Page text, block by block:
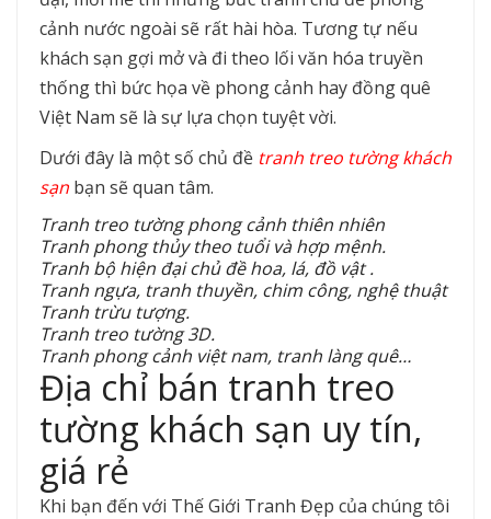
cảnh nước ngoài sẽ rất hài hòa. Tương tự nếu
khách sạn gợi mở và đi theo lối văn hóa truyền
thống thì bức họa về phong cảnh hay đồng quê
Việt Nam sẽ là sự lựa chọn tuyệt vời.
Dưới đây là một số chủ đề tranh treo tường khách
sạn bạn sẽ quan tâm.
Tranh treo tường phong cảnh thiên nhiên
Tranh phong thủy theo tuổi và hợp mệnh.
Tranh bộ hiện đại chủ đề hoa, lá, đồ vật .
Tranh ngựa, tranh thuyền, chim công, nghệ thuật
Tranh trừu tượng.
Tranh treo tường 3D.
Tranh phong cảnh việt nam, tranh làng quê…
Địa chỉ bán tranh treo
tường khách sạn uy tín,
giá rẻ
Khi bạn đến với Thế Giới Tranh Đẹp của chúng tôi